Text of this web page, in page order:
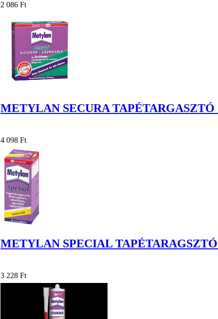
2 086 Ft
METYLAN SECURA TAPÉTARGASZTÓ
4 098 Ft
METYLAN SPECIAL TAPÉTARAGSZTÓ
3 228 Ft